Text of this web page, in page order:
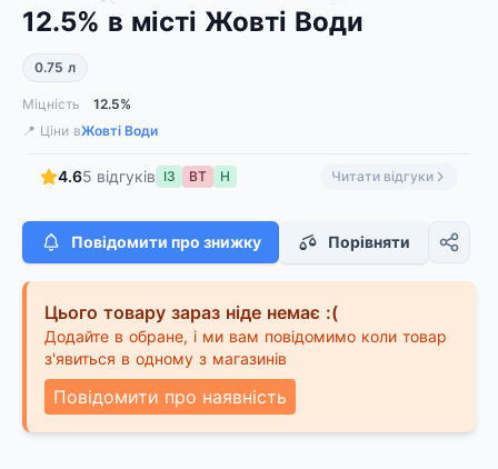
12.5% в місті Жовті Води
0.75 л
Міцність
12.5%
📍 Ціни вЖовті Води
4.65 відгуків ІЗ ВТ Н Читати відгуки
Повідомити про знижку Порівняти
Цього товару зараз ніде немає :(
Додайте в обране, і ми вам повідомимо коли товар
з'явиться в одному з магазинів
Повідомити про наявність